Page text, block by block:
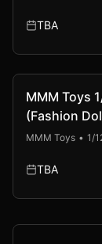
TBA
MMM Toys
(Fashion
MMM Toys • 1/
TBA